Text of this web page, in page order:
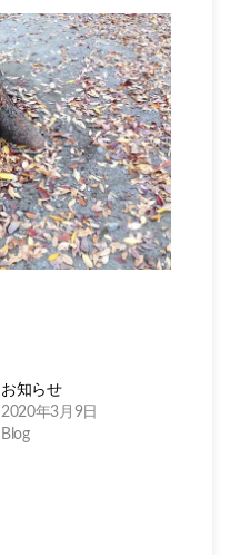
お知らせ
2020年3月9日
Blog